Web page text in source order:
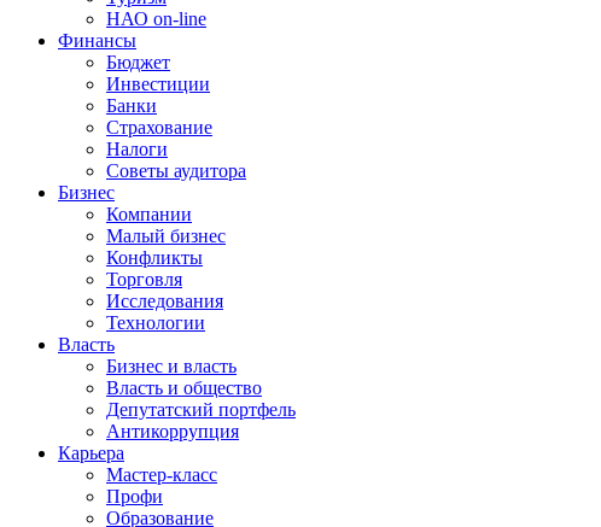
НАО on-line
Финансы
Бюджет
Инвестиции
Банки
Страхование
Налоги
Советы аудитора
Бизнес
Компании
Малый бизнес
Конфликты
Торговля
Исследования
Технологии
Власть
Бизнес и власть
Власть и общество
Депутатский портфель
Антикоррупция
Карьера
Мастер-класс
Профи
Образование